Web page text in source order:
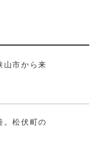
山市から来
。松伏町の